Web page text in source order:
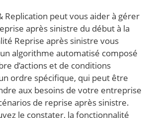
Replication peut vous aider à gérer
après sinistre du début à la
Reprise après sinistre vous
algorithme automatisé composé
d’actions et de conditions
ordre spécifique, qui peut être
aux besoins de votre entreprise
de reprise après sinistre.
le constater, la fonctionnalité